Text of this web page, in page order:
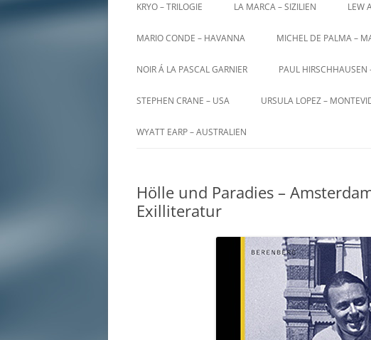
KRYO – TRILOGIE LA MARCA – SIZILIEN LEW
MARIO CONDE – HAVANNA MICHEL DE PALMA –
NOIR Á LA PASCAL GARNIER PAUL HIRSCHHAUSEN
STEPHEN CRANE – USA URSULA LOPEZ –
WYATT EARP – AUSTRALIEN
Hölle und Paradies –
Exilliteratur